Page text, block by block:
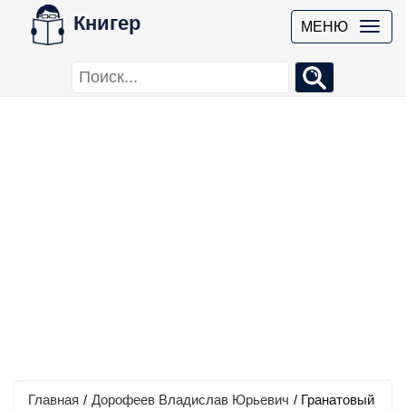
Книгер МЕНЮ
Главная / Дорофеев Владислав Юрьевич / Гранатовый